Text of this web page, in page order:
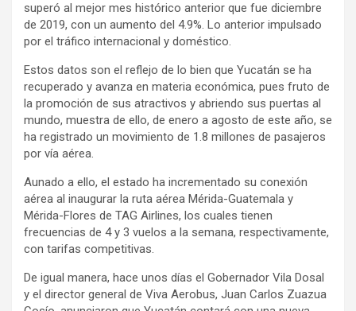
superó al mejor mes histórico anterior que fue diciembre
de 2019, con un aumento del 4.9%. Lo anterior impulsado
por el tráfico internacional y doméstico.
Estos datos son el reflejo de lo bien que Yucatán se ha
recuperado y avanza en materia económica, pues fruto de
la promoción de sus atractivos y abriendo sus puertas al
mundo, muestra de ello, de enero a agosto de este año, se
ha registrado un movimiento de 1.8 millones de pasajeros
por vía aérea.
Aunado a ello, el estado ha incrementado su conexión
aérea al inaugurar la ruta aérea Mérida-Guatemala y
Mérida-Flores de TAG Airlines, los cuales tienen
frecuencias de 4 y 3 vuelos a la semana, respectivamente,
con tarifas competitivas.
De igual manera, hace unos días el Gobernador Vila Dosal
y el director general de Viva Aerobus, Juan Carlos Zuazua